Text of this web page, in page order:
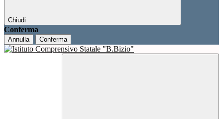
Chiudi
Conferma
Annulla Conferma